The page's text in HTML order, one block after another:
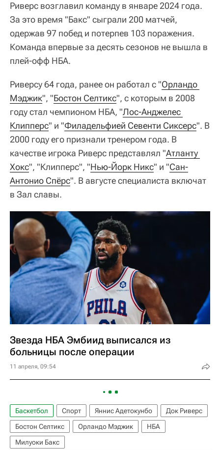
Риверс возглавил команду в январе 2024 года.
За это время "Бакс" сыграли 200 матчей,
одержав 97 побед и потерпев 103 поражения.
Команда впервые за десять сезонов не вышла в
плей-офф НБА.
Риверсу 64 года, ранее он работал с "Орландо
Мэджик", "Бостон Селтикс", с которым в 2008
году стал чемпионом НБА, "Лос-Анджелес
Клипперс" и "Филадельфией Севенти Сиксерс". В
2000 году его признали тренером года. В
качестве игрока Риверс представлял "Атланту
Хокс", "Клипперс", "Нью-Йорк Никс" и "Сан-
Антонио Спёрс". В августе специалиста включат
в Зал славы.
Звезда НБА Эмбиид выписался из
больницы после операции
11 апреля, 09:54
Баскетбол Спорт Яннис Адетокунбо
Док Риверс
Бостон Селтикс
Орландо Мэджик
НБА
Милуоки Бакс